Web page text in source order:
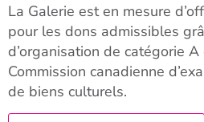
La Galerie est en mesure
pour les dons admissibles
d’organisation de catégorie
Commission canadienne
de biens culturels.